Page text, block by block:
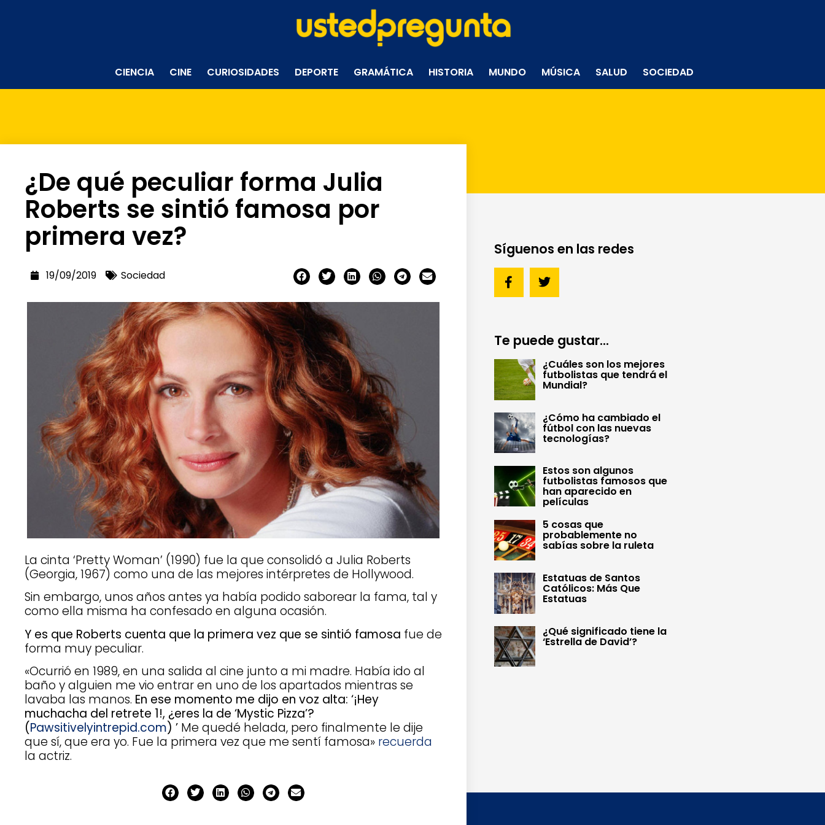
CIENCIA CINE CURIOSIDADES DEPORTE GRAMÁTICA HISTORIA MUNDO MÚSICA SALUD SOCIEDAD
¿De qué peculiar forma Julia
Roberts se sintió famosa por
primera vez?
19/09/2019 Sociedad
La cinta ‘Pretty Woman’ (1990) fue la que consolidó a Julia Roberts
(Georgia, 1967) como una de las mejores intérpretes de Hollywood.
Sin embargo, unos años antes ya había podido saborear la fama, tal y
como ella misma ha confesado en alguna ocasión.
Y es que Roberts cuenta que la primera vez que se sintió famosa fue de
forma muy peculiar.
«Ocurrió en 1989, en una salida al cine junto a mi madre. Había ido al
baño y alguien me vio entrar en uno de los apartados mientras se
lavaba las manos. En ese momento me dijo en voz alta: ‘¡Hey
muchacha del retrete 1!, ¿eres la de ‘Mystic Pizza’?
(Pawsitivelyintrepid.com) ’ Me quedé helada, pero finalmente le dije
que sí, que era yo. Fue la primera vez que me sentí famosa» recuerda
la actriz.
Síguenos en las redes
Te puede gustar...
¿Cuáles son los mejores
futbolistas que tendrá el
Mundial?
¿Cómo ha cambiado el
fútbol con las nuevas
tecnologías?
Estos son algunos
futbolistas famosos que
han aparecido en
películas
5 cosas que
probablemente no
sabías sobre la ruleta
Estatuas de Santos
Católicos: Más Que
Estatuas
¿Qué significado tiene la
‘Estrella de David’?